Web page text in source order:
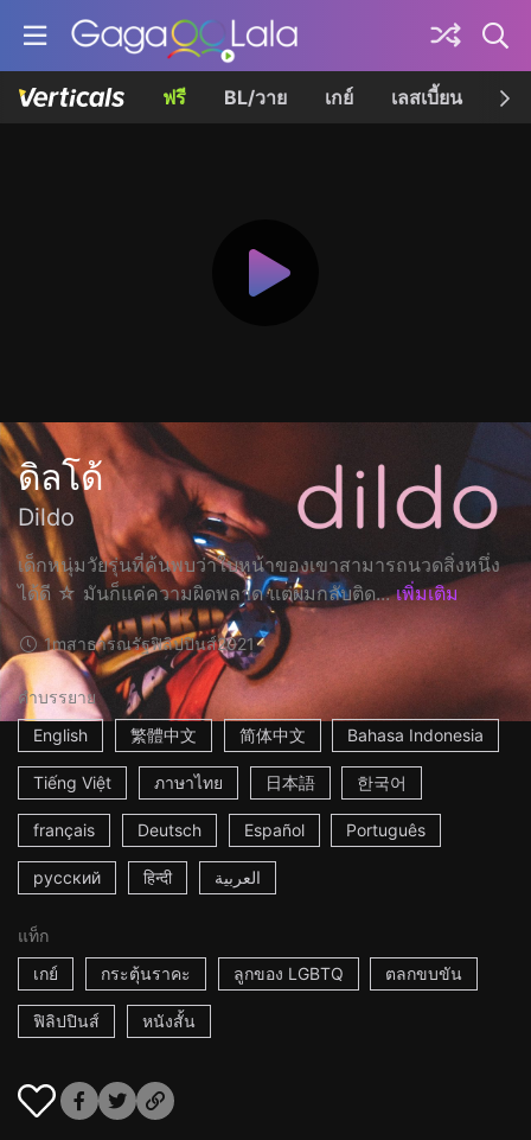
ฟรี BL/วาย เกย์ เลสเบี้ยน เค
ดิลโด้
Dildo
เด็กหนุ่มวัยรุ่นที่ค้นพบว่าใบหน้าของเขาสามารถนวดสิ่งหนึ่ง
ได้ดี ☆ มันก็แค่ความผิดพลาด แต่ผมกลับติด... เพิ่มเติม
1mสาธารณรัฐฟิลิปปินส์2021
คำบรรยาย
English
繁體中文 简体中文 Bahasa Indonesia
Tiếng Việt ภาษาไทย 日本語 한국어
français Deutsch Español Português
русский हिन्दी العربية
แท็ก
เกย์
กระตุ้นราคะ ลูกของ LGBTQ ตลกขบขัน
ฟิลิปปินส์ หนังสั้น